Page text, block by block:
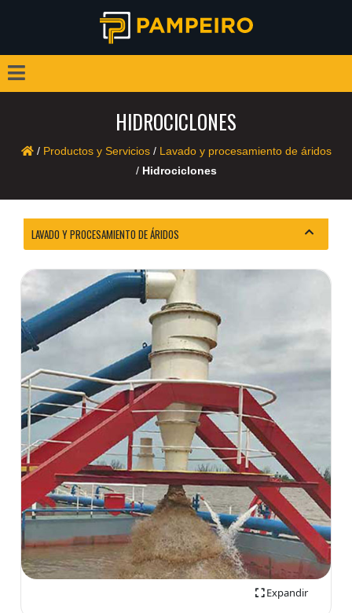
HIDROCICLONES
/ Productos y Servicios/ Lavado y procesamiento de áridos
/ Hidrociclones
LAVADO Y PROCESAMIENTO DE ÁRIDOS
Expandir